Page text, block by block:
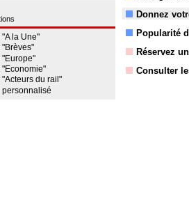
"A la Une"
"Brèves"
"Europe"
"Economie"
"Acteurs du rail"
personnalisé
Donnez
Popularité
Réservez
Consulter